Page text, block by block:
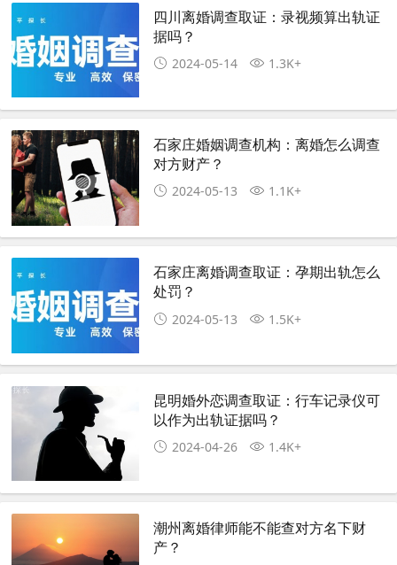
四川离婚调查取证：录视频算出轨证
据吗？
2024-05-14 1.3K+
石家庄婚姻调查机构：离婚怎么调查
对方财产？
2024-05-13 1.1K+
石家庄离婚调查取证：孕期出轨怎么
处罚？
2024-05-13 1.5K+
昆明婚外恋调查取证：行车记录仪可
以作为出轨证据吗？
2024-04-26 1.4K+
潮州离婚律师能不能查对方名下财
产？